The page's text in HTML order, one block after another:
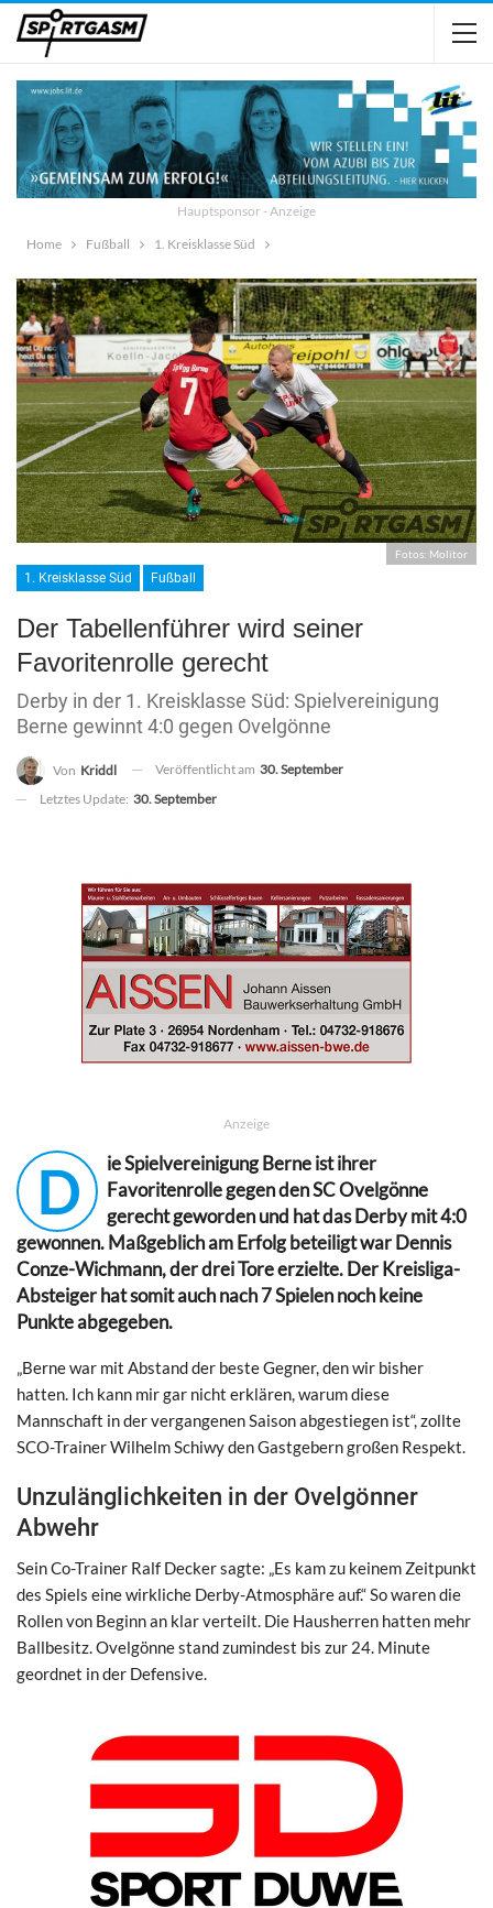
Hauptsponsor - Anzeige
Home
Fußball 1. Kreisklasse Süd
Fotos: Molitor
1. Kreisklasse Süd Fußball
Der Tabellenführer wird seiner
Favoritenrolle gerecht
Derby in der 1. Kreisklasse Süd: Spielvereinigung
Berne gewinnt 4:0 gegen Ovelgönne
Von Kriddl Veröffentlicht am 30. September
Letztes Update: 30. September
Anzeige
D
ie Spielvereinigung Berne ist ihrer
Favoritenrolle gegen den SC Ovelgönne
gerecht geworden und hat das Derby mit 4:0
gewonnen. Maßgeblich am Erfolg beteiligt war Dennis
Conze-Wichmann, der drei Tore erzielte. Der Kreisliga-
Absteiger hat somit auch nach 7 Spielen noch keine
Punkte abgegeben.
„Berne war mit Abstand der beste Gegner, den wir bisher
hatten. Ich kann mir gar nicht erklären, warum diese
Mannschaft in der vergangenen Saison abgestiegen ist“, zollte
SCO-Trainer Wilhelm Schiwy den Gastgebern großen Respekt.
Unzulänglichkeiten in der Ovelgönner
Abwehr
Sein Co-Trainer Ralf Decker sagte: „Es kam zu keinem Zeitpunkt
des Spiels eine wirkliche Derby-Atmosphäre auf.“ So waren die
Rollen von Beginn an klar verteilt. Die Hausherren hatten mehr
Ballbesitz. Ovelgönne stand zumindest bis zur 24. Minute
geordnet in der Defensive.